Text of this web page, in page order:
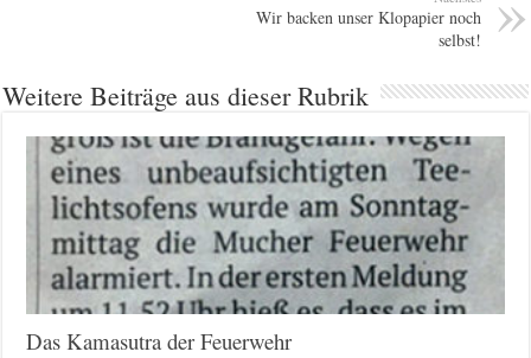
Wir backen unser Klopapier noch
selbst!
Weitere Beiträge aus dieser Rubrik
Das Kamasutra der Feuerwehr